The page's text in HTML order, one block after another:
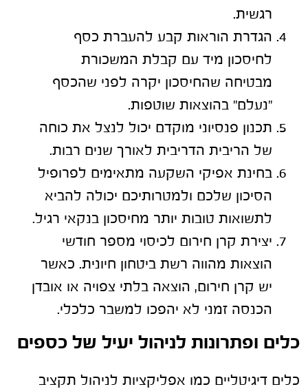
רגשית.
הגדרת הוראות קבע להעברת כסף
לחיסכון מיד עם קבלת המשכורת
מבטיחה שהחיסכון יקרה לפני שהכסף
"נעלם" בהוצאות שוטפות.
תכנון פנסיוני מוקדם יכול לנצל את כוחה
של הריבית הדריבית לאורך שנים רבות.
בחינת אפיקי השקעה מתאימים לפרופיל
הסיכון שלכם ולמטרותיכם יכולה להביא
לתשואות טובות יותר מחיסכון בנקאי רגיל.
יצירת קרן חירום לכיסוי מספר חודשי
הוצאות מהווה רשת ביטחון חיונית. כאשר
יש קרן חירום, הוצאה בלתי צפויה או אובדן
הכנסה זמני לא יהפכו למשבר כלכלי.
כלים ופתרונות לניהול יעיל של כספים
כלים דיגיטליים כמו אפליקציות לניהול תקציב